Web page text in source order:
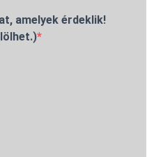
amelyek érdeklik!